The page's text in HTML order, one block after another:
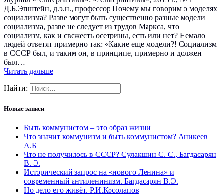
Д.Б.Эпштейн, д.э.н., профессор Почему мы говорим о моделях
социализма? Разве могут быть существенно разные модели
социализма, разве не следует из трудов Маркса, что
социализм, как и свежесть осетрины, есть или нет? Немало
людей ответят примерно так: «Какие еще модели?! Социализм
в СССР был, и таким он, в принципе, примерно и должен
был…
Читать дальше
Найти:
Новые записи
Быть коммунистом – это образ жизни
Что значит коммунизм и быть коммунистом? Аникеев
А.Б.
Что не получилось в СССР? Сулакшин С. С., Багдасарян
В. Э.
Исторический запрос на «нового Ленина» и
современный антиленинизм. Багдасарян В.Э.
Но дело его живёт. Р.И.Косолапов